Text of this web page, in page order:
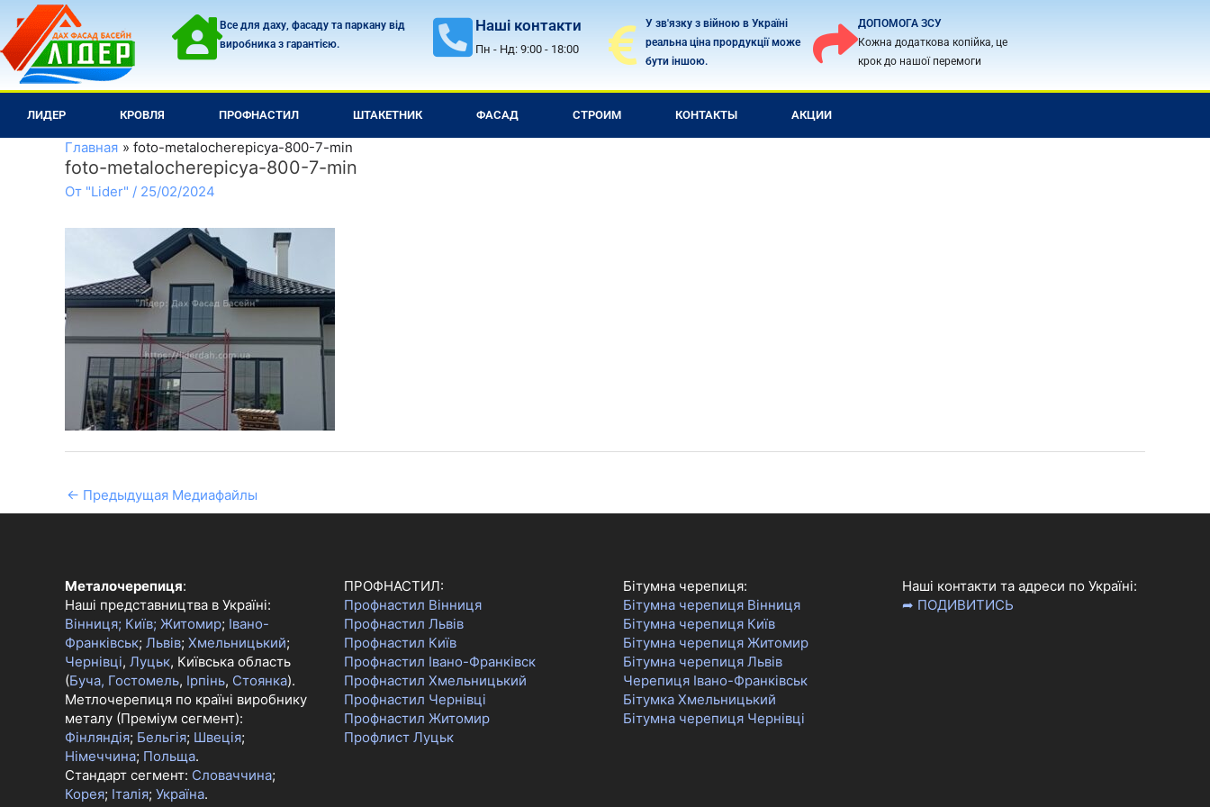
Перейти
содержимому
Все для даху, фасаду та паркану від
виробника з гарантією.
Наші контакти
Пн - Нд: 9:00 - 18:00
У зв'язку з війною в Україні
реальна ціна прордукції може
бути іншою.
ДОПОМОГА ЗСУ
Кожна додаткова копійка, це
крок до нашої перемоги
ЛИДЕР КРОВЛЯ ПРОФНАСТИЛ ШТАКЕТНИК ФАСАД СТРОИМ КОНТАКТЫ АКЦИИ
Главная foto-metalocherepicya-800-7-min
foto-metalocherepicya-800-7-min
От "Lider" / 25/02/2024
← Предыдущая Медиафайлы
Металочерепиця:
Наші представництва в Україні:
Вінниця; Київ; Житомир; Івано-
Франківськ; Львів; Хмельницький;
Чернівці, Луцьк, Київська область
(Буча, Гостомель, Ірпінь, Стоянка).
Метлочерепиця по країні виробнику
металу (Преміум сегмент):
Фінляндія; Бельгія; Швеція;
Німеччина; Польща.
Стандарт сегмент: Словаччина;
Корея; Італія; Україна.
ПРОФНАСТИЛ:
Профнастил Вінниця
Профнастил Львів
Профнастил Київ
Профнастил Івано-Франківск
Профнастил Хмельницький
Профнастил Чернівці
Профнастил Житомир
Профлист Луцьк
Бітумна черепиця:
Бітумна черепиця Вінниця
Бітумна черепиця Київ
Бітумна черепиця Житомир
Бітумна черепиця Львів
Черепиця Івано-Франківськ
Бітумка Хмельницький
Бітумна черепиця Чернівці
Наші контакти та адреси по Україні:
➦ ПОДИВИТИСЬ